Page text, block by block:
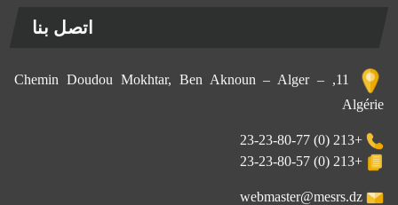
اتصل بنا
11, Chemin Doudou Mokhtar, Ben Aknoun – Alger –
Algérie
+213 (0) 23-23-80-77
+213 (0) 23-23-80-57
webmaster@mesrs.dz